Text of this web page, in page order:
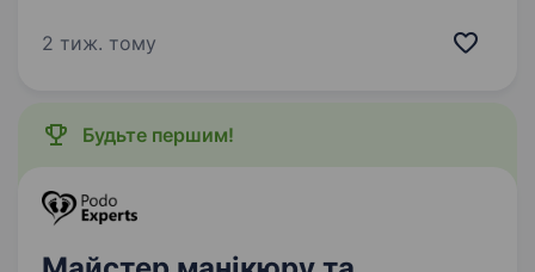
клієнтів. Ставка на перший місяць 4−8 клієнтів
2 тиж. тому
Будьте першим!